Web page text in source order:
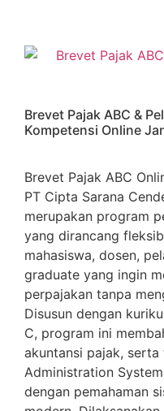
Brevet Pajak ABC &
Kompetensi Online
Brevet Pajak ABC
PT Cipta Sarana
merupakan program
yang dirancang
mahasiswa, dosen,
graduate yang ingin
perpajakan tanpa
Disusun dengan
C, program ini
akuntansi pajak,
Administration
dengan pemahaman